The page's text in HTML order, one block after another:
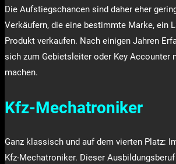
Die Aufstiegschancen sind daher eher
Verkäufern, die eine bestimmte Marke, ein
Produkt verkaufen. Nach einigen Jahren
sich zum Gebietsleiter oder Key Accounter
machen.
Kfz-Mechatroniker
Ganz klassisch und auf dem vierten Platz:
Kfz-Mechatroniker. Dieser